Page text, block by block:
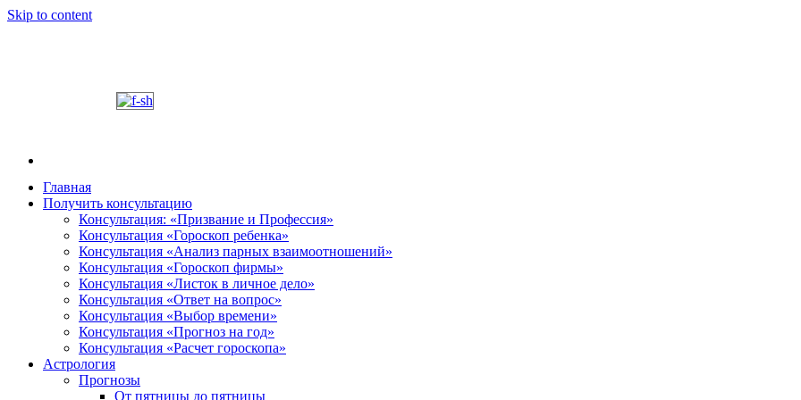
Skip to content
Шабалин Михаил Александрович. Персональный сайт
Председатель Новосибирского астрологического центра "Уран", астропсихолог-консультант,
консультации на основании Вашей натальной карты, расскажет о том, в чем состоит Ваше
том, как с этим связано здоровье. Астропсихолог опишет возможные способы оздоровления
диалога. У Вас будет возможность задавать вопросы по всем интересующим Вас темам. Для того,
и место своего рождения. Знание точного времени своего рождения желательно. Известный
деятель.
Главная
Получить консультацию
Консультация: «Призвание и Профессия»
Консультация «Гороскоп ребенка»
Консультация «Анализ парных взаимоотношений»
Консультация «Гороскоп фирмы»
Консультация «Листок в личное дело»
Консультация «Ответ на вопрос»
Консультация «Выбор времени»
Консультация «Прогноз на год»
Консультация «Расчет гороскопа»
Астрология
Прогнозы
От пятницы до пятницы